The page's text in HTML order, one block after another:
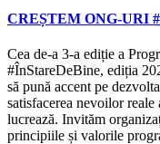
CREȘTEM ONG-URI
Cea de-a 3-a ediție a
#ÎnStareDeBine, ediția
să pună accent pe
satisfacerea nevoilor
lucrează. Invităm
principiile și valorile